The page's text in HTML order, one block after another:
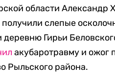
области Александр
слепые
деревню Гирьи
акубаротравму и ожог
Рыльского района.